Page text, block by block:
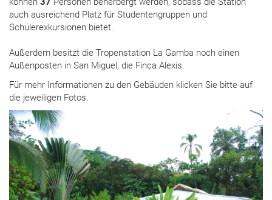
auch ausreichend Platz für Studentengruppen und
Schülerexkursionen bietet.
Außerdem besitzt die Tropenstation La Gamba noch einen
Außenposten in San Miguel, die Finca Alexis.
Für mehr Informationen zu den Gebäuden klicken Sie bitte auf
die jeweiligen Fotos.